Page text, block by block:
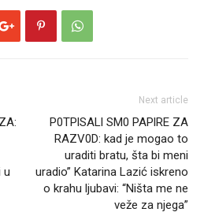
u
Next article
P0TPlSALl SM0 PAPlRE ZA
RAZV0D: kad je mogao to
uraditi bratu, šta bi meni
uradio” Katarina Lazić iskreno
o krahu ljubavi: “Ništa me ne
veže za njega”